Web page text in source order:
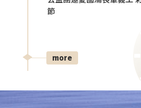
節
more